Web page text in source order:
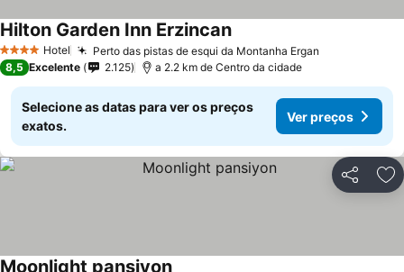
4 EstrelasHotel Perto das pistas de esqui da Montanha Ergan
Hilton Garden Inn ErzincanVer preços
8,5 Excelente 2.125 a 2.2 km de Centro da cidade
Selecione as datas para ver os preços
exatos.
Ver preços
Partilhar
Moonlight pansiyon